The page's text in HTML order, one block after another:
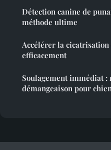
Détection canine de
méthode ultime
Accélérer la cicatrisation
efficacement
Soulagement immédiat
démangeaison pour chien